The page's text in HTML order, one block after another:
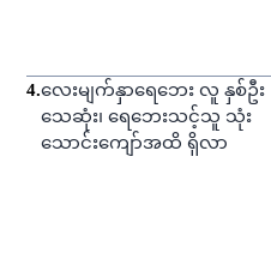
4.လေးမျက်နှာရေဘေး လူ နှစ်ဦး
သေဆုံး၊ ရေဘေးသင့်သူ သုံး
သောင်းကျော်အထိ ရှိလာ